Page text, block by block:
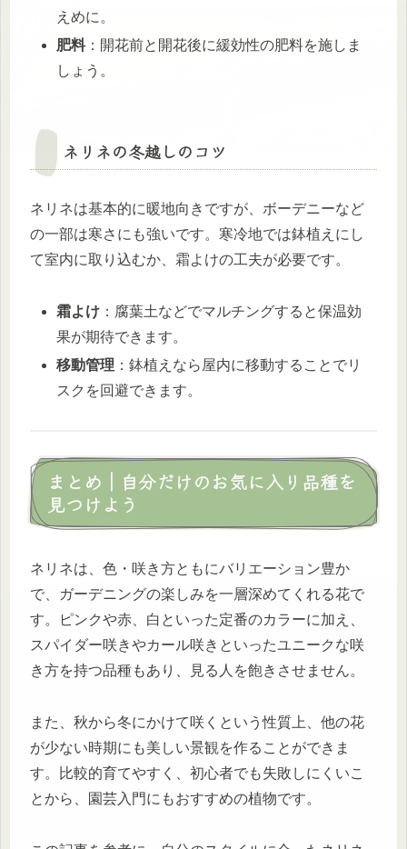
えめに。
肥料：開花前と開花後に緩効性の肥料を施しま
しょう。
ネリネの冬越しのコツ
ネリネは基本的に暖地向きですが、ボーデニーなど
の一部は寒さにも強いです。寒冷地では鉢植えにし
て室内に取り込むか、霜よけの工夫が必要です。
霜よけ ：腐葉土などでマルチングすると保温効
果が期待できます。
移動管理 ：鉢植えなら屋内に移動することでリ
スクを回避できます。
まとめ｜自分だけのお気に入り品種を
見つけよう
ネリネは、色・咲き方ともにバリエーション豊か
で、ガーデニングの楽しみを一層深めてくれる花で
す。ピンクや赤、白といった定番のカラーに加え、
スパイダー咲きやカール咲きといったユニークな咲
き方を持つ品種もあり、見る人を飽きさせません。
また、秋から冬にかけて咲くという性質上、他の花
が少ない時期にも美しい景観を作ることができま
す。比較的育てやすく、初心者でも失敗しにくいこ
とから、園芸入門にもおすすめの植物です。